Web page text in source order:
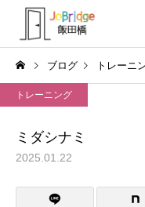
ブログ トレーニ
トレーニング
ミダシナミ
2025.01.22